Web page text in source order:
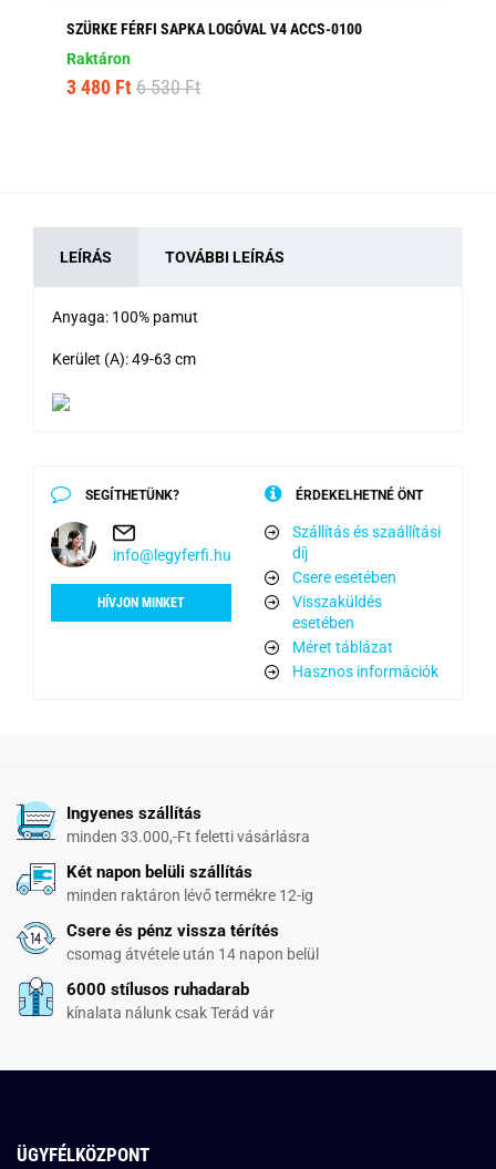
SZÜRKE FÉRFI SAPKA LOGÓVAL V4 ACCS-0100
Raktáron
3 480 Ft 6 530 Ft
LEÍRÁS TOVÁBBI LEÍRÁS
Anyaga: 100% pamut
Kerület (A): 49-63 cm
SEGÍTHETÜNK?
info@legyferfi.hu
HÍVJON MINKET
ÉRDEKELHETNÉ ÖNT
Szállítás és szaállítási
díj
Csere esetében
Visszaküldés
esetében
Méret táblázat
Hasznos információk
Ingyenes szállítás
minden 33.000,-Ft feletti vásárlásra
Két napon belüli szállítás
minden raktáron lévő termékre 12-ig
Csere és pénz vissza térítés
csomag átvétele után 14 napon belül
6000 stílusos ruhadarab
kínalata nálunk csak Terád vár
ÜGYFÉLKÖZPONT